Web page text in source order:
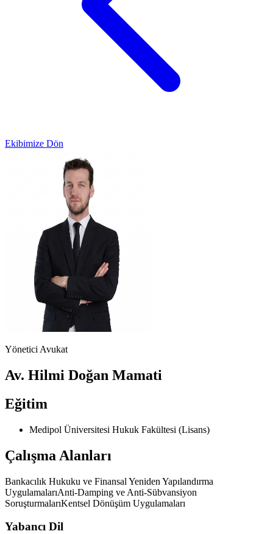
Ekibimize Dön
Yönetici Avukat
Av. Hilmi Doğan Mamati
Eğitim
Medipol Üniversitesi Hukuk Fakültesi (Lisans)
Çalışma Alanları
Bankacılık Hukuku ve Finansal Yeniden Yapılandırma
UygulamalarıAnti-Damping ve Anti-Sübvansiyon
SoruşturmalarıKentsel Dönüşüm Uygulamaları
Yabancı Dil